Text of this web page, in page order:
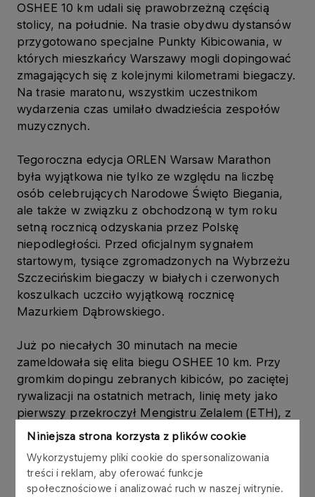
Niniejsza strona korzysta z plików cookie
Wykorzystujemy pliki cookie do spersonalizowania
treści i reklam, aby oferować funkcje
społecznościowe i analizować ruch w naszej witrynie.
OSHEE 10 km udali się prawobrzeżną częścią
stolicy, na południe. Na trasie obydwu dystansów
przygotowano specjalne Punkty Kibicowania, w
których mieszkańcy Warszawy mogli dopingować
zmagających się z kolejnymi kilometrami biegaczy.
Na trasie maratonu, wszystkim uczestnikom
wydarzenia czas umilało dwadzieścia zespołów
muzycznych.
Tegoroczna edycja ORLEN Warsaw Marathon
była wyjątkowa nie tylko ze względu na liczbę
osób celebrujących Narodowe Święto Biegania,
ale także w związku z obchodzoną w tym roku
setną rocznicą odzyskania przez Polskę
niepodległości. Przed oficjalnym sygnałem
startowym, tysiące zgromadzonych na Wybrzeżu
Szczecińskim biegaczy w białych i czerwonych
koszulkach uczciło wyjątkową rocznicę
Mazurkiem Dąbrowskiego.
Już po niecałych 30 minutach na mecie
zameldowała się elita biegu OSHEE 10 km. Przy
gromkim dopingu zebranych kibiców, po zaciętej
rywalizacji na ostatnich metrach, linię mety jako
pierwszy przekroczył Mengistru Zelalem (ETH), z
czasem 00:28:48. Najlepsza wśród kobiet na tym
dystansie okazała się Louise Small (GBR), która
przebiegła trasę biegu OSHEE 10 km w czasie
00:33:20.